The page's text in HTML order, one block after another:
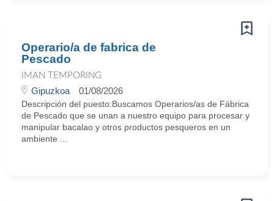
Operario/a de fabrica de
Pescado
IMAN TEMPORING
Gipuzkoa 01/08/2026
Descripción del puesto:Buscamos Operarios/as de Fábrica
de Pescado que se unan a nuestro equipo para procesar y
manipular bacalao y otros productos pesqueros en un
ambiente ...